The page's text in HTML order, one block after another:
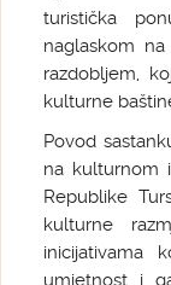
turistička
naglaskom
razdobljem,
kulturne
Povod
na kulturnom
Republike
kulturne
inicijativama
umjetnost i